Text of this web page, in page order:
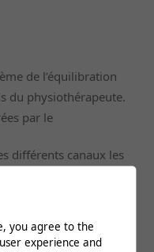
de l’équilibration
du physiothérapeute.
par le
différents canaux les
you agree to the
experience and